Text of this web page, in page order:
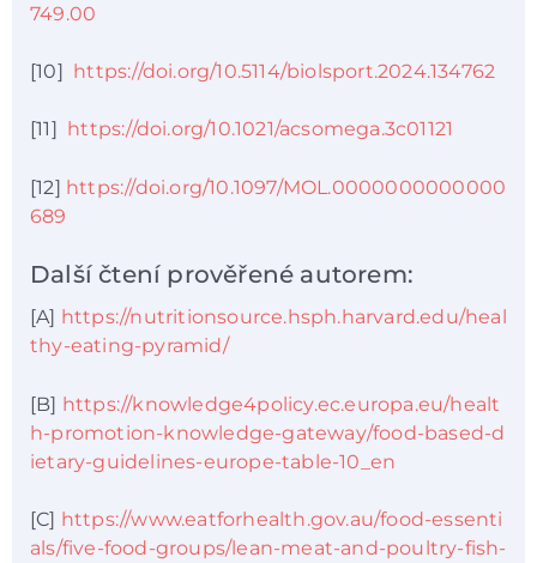
749.00
[10] https://doi.org/10.5114/biolsport.2024.134762
[11] https://doi.org/10.1021/acsomega.3c01121
[12] https://doi.org/10.1097/MOL.0000000000000
689
Další čtení prověřené autorem:
[A] https://nutritionsource.hsph.harvard.edu/heal
thy-eating-pyramid/
[B] https://knowledge4policy.ec.europa.eu/healt
h-promotion-knowledge-gateway/food-based-d
ietary-guidelines-europe-table-10_en
[C] https://www.eatforhealth.gov.au/food-essenti
als/five-food-groups/lean-meat-and-poultry-fish-